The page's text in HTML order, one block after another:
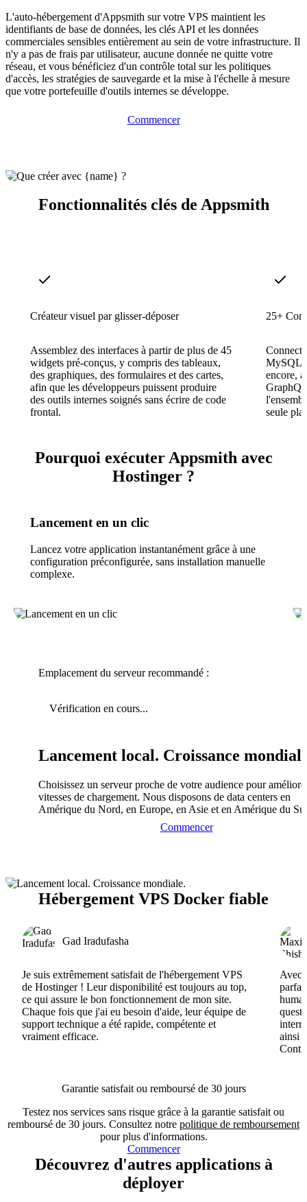
L'auto-hébergement d'Appsmith sur votre VPS maintient les
identifiants de base de données, les clés API et les données
commerciales sensibles entièrement au sein de votre infrastructure. Il
n'y a pas de frais par utilisateur, aucune donnée ne quitte votre
réseau, et vous bénéficiez d'un contrôle total sur les politiques
d'accès, les stratégies de sauvegarde et la mise à l'échelle à mesure
que votre portefeuille d'outils internes se développe.
Commencer
Fonctionnalités clés de Appsmith
Créateur visuel par glisser-déposer
Assemblez des interfaces à partir de plus de 45
widgets pré-conçus, y compris des tableaux,
des graphiques, des formulaires et des cartes,
afin que les développeurs puissent produire
des outils internes soignés sans écrire de code
frontal.
25+
MySQL,
encore,
seule
Pourquoi exécuter Appsmith avec
Hostinger ?
Lancement en un clic
Lancez votre application instantanément grâce à une
configuration préconfigurée, sans installation manuelle
complexe.
Emplacement du serveur recommandé :
Vérification en cours...
Lancement local. Croissance
Choisissez un serveur proche de votre audience pour
vitesses de chargement. Nous disposons de data centers en
Amérique du Nord, en Europe, en Asie et en Amérique du
Commencer
Hébergement VPS Docker fiable
Gad Iradufasha
Je suis extrêmement satisfait de l'hébergement VPS
de Hostinger ! Leur disponibilité est toujours au top,
ce qui assure le bon fonctionnement de mon site.
Chaque fois que j'ai eu besoin d'aide, leur équipe de
support technique a été rapide, compétente et
vraiment efficace.
Avec
ainsi
Garantie satisfait ou remboursé de 30 jours
Testez nos services sans risque grâce à la garantie satisfait ou
remboursé de 30 jours. Consultez notre politique de remboursement
pour plus d'informations.
Commencer
Découvrez d'autres applications à
déployer